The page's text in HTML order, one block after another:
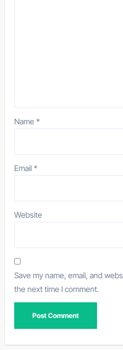
Name*
Email*
Website
Save my name, email, and
the next time I comment.